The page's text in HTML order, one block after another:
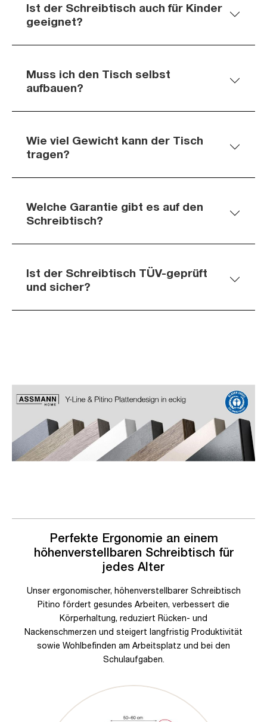
Ist der Schreibtisch auch für Kinder
geeignet?
Muss ich den Tisch selbst
aufbauen?
Wie viel Gewicht kann der Tisch
tragen?
Welche Garantie gibt es auf den
Schreibtisch?
Ist der Schreibtisch TÜV-geprüft
und sicher?
Perfekte Ergonomie an einem
höhenverstellbaren Schreibtisch für
jedes Alter
Unser ergonomischer, höhenverstellbarer Schreibtisch
Pitino fördert gesundes Arbeiten, verbessert die
Körperhaltung, reduziert Rücken- und
Nackenschmerzen und steigert langfristig Produktivität
sowie Wohlbefinden am Arbeitsplatz und bei den
Schulaufgaben.